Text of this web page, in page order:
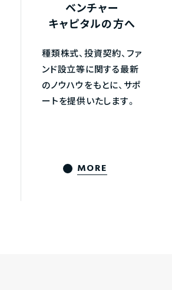
ベンチャー
キャピタルの方へ
種類株式、投資契約、ファ
ンド設立等に関する最新
のノウハウをもとに、サポ
ートを提供いたします。
MORE